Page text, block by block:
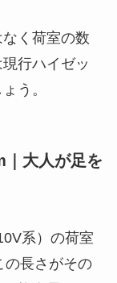
く荷室の数
行ハイゼッ
う。
大人が足を
系）の荷室
の長さがその